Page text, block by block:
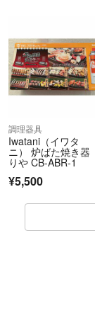
調理器具
Iwatani（イワタ
ニ） 炉ばた焼き器
りや CB-ABR-1
¥5,500